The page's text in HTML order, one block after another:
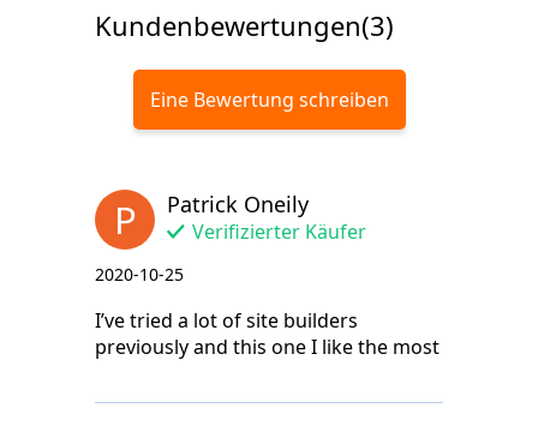
Kundenbewertungen(3)
Eine Bewertung schreiben
P Patrick Oneily
Verifizierter Käufer
2020-10-25
I’ve tried a lot of site builders
previously and this one I like the most